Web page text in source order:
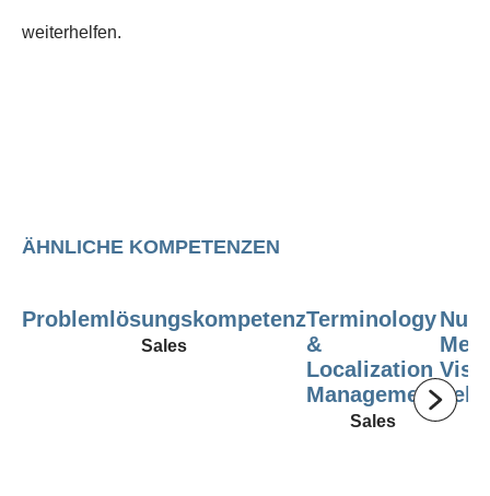
weiterhelfen.
ÄHNLICHE KOMPETENZEN
Problemlösungskompetenz
Sales
Terminology
&
Localization
Management
Sales